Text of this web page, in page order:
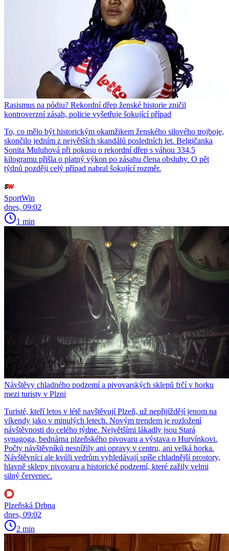
Rasismus na pódiu? Rekordní dřep ženské historie zničil
kontroverzní zásah, policie vyšetřuje šokující případ
To, co mělo být historickým okamžikem ženského silového trojboje,
skončilo jedním z největších skandálů posledních let. Belgičanka
Sonita Muluhová při pokusu o rekordní dřep s váhou 334,5
kilogramu přišla o platný výkon po zásahu člena obsluhy. O pět
týdnů později celý případ nabral šokující rozměr.
SportWin
dnes, 09:02
1 min
Návštěvy chladného podzemí a pivovarských sklepů frčí v horku
mezi turisty v Plzni
Turisté, kteří letos v létě navštěvují Plzeň, už nepřijíždějí jenom na
víkendy jako v minulých letech. Novým trendem je rozložení
návštěvnosti do celého týdne. Největšími lákadly jsou Stará
synagoga, bednárna plzeňského pivovaru a výstava o Hurvínkovi.
Počty návštěvníků nesnížily ani opravy v centru, ani velká horka.
Návštěvníci ale kvůli vedrům vyhledávají spíše chladnější prostory,
hlavně sklepy pivovaru a historické podzemí, které zažily velmi
silný červenec.
Plzeňská Drbna
dnes, 09:02
2 min